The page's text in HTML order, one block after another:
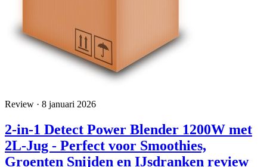
Review · 8 januari 2026
2-in-1 Detect Power Blender 1200W met
2L-Jug - Perfect voor Smoothies,
Groenten Snijden en IJsdranken review